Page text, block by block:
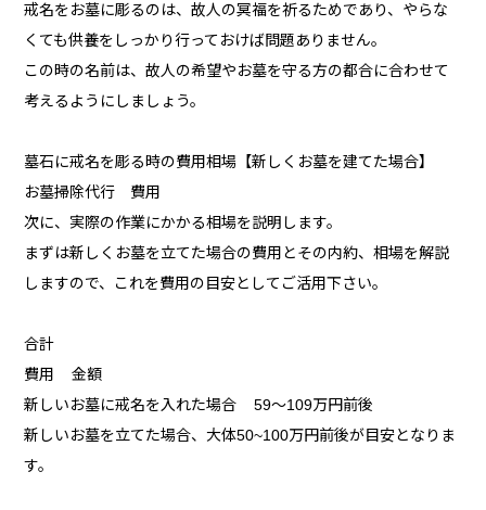
戒名をお墓に彫るのは、故人の冥福を祈るためであり、やらな
くても供養をしっかり行っておけば問題ありません。
この時の名前は、故人の希望やお墓を守る方の都合に合わせて
考えるようにしましょう。
墓石に戒名を彫る時の費用相場【新しくお墓を建てた場合】
お墓掃除代行 費用
次に、実際の作業にかかる相場を説明します。
まずは新しくお墓を立てた場合の費用とその内約、相場を解説
しますので、これを費用の目安としてご活用下さい。
合計
費用 金額
新しいお墓に戒名を入れた場合 59～109万円前後
新しいお墓を立てた場合、大体50~100万円前後が目安となりま
す。